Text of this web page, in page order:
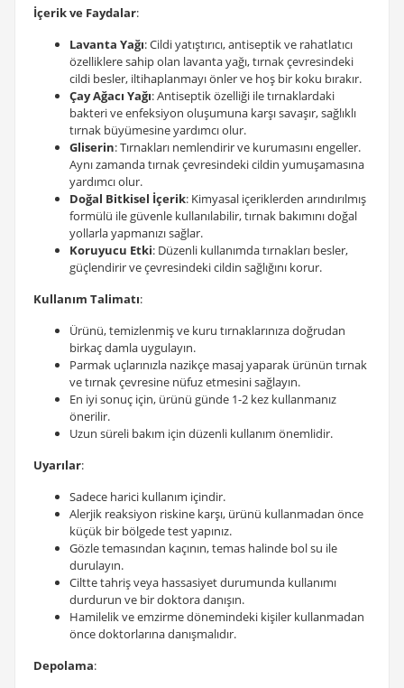
İçerik ve Faydalar:
Lavanta Yağı: Cildi yatıştırıcı, antiseptik ve rahatlatıcı
özelliklere sahip olan lavanta yağı, tırnak çevresindeki
cildi besler, iltihaplanmayı önler ve hoş bir koku bırakır.
Çay Ağacı Yağı: Antiseptik özelliği ile tırnaklardaki
bakteri ve enfeksiyon oluşumuna karşı savaşır, sağlıklı
tırnak büyümesine yardımcı olur.
Gliserin: Tırnakları nemlendirir ve kurumasını engeller.
Aynı zamanda tırnak çevresindeki cildin yumuşamasına
yardımcı olur.
Doğal Bitkisel İçerik: Kimyasal içeriklerden arındırılmış
formülü ile güvenle kullanılabilir, tırnak bakımını doğal
yollarla yapmanızı sağlar.
Koruyucu Etki: Düzenli kullanımda tırnakları besler,
güçlendirir ve çevresindeki cildin sağlığını korur.
Kullanım Talimatı:
Ürünü, temizlenmiş ve kuru tırnaklarınıza doğrudan
birkaç damla uygulayın.
Parmak uçlarınızla nazikçe masaj yaparak ürünün tırnak
ve tırnak çevresine nüfuz etmesini sağlayın.
En iyi sonuç için, ürünü günde 1-2 kez kullanmanız
önerilir.
Uzun süreli bakım için düzenli kullanım önemlidir.
Uyarılar:
Sadece harici kullanım içindir.
Alerjik reaksiyon riskine karşı, ürünü kullanmadan önce
küçük bir bölgede test yapınız.
Gözle temasından kaçının, temas halinde bol su ile
durulayın.
Ciltte tahriş veya hassasiyet durumunda kullanımı
durdurun ve bir doktora danışın.
Hamilelik ve emzirme dönemindeki kişiler kullanmadan
önce doktorlarına danışmalıdır.
Depolama: